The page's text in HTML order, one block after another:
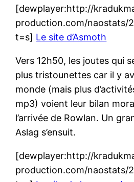
[dewplayer:http://
production.com/naostats/
t=s] Le site d’Asmoth
Vers 12h50, les joutes qui
plus tristounettes car il y
monde (mais plus
mp3) voient leur bilan
l’arrivée de Rowlan. Un
Aslag s’ensuit.
[dewplayer:http://
production.com/naostats/